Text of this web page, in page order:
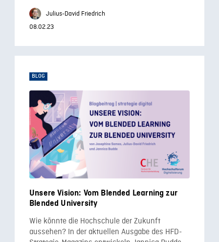
Julius-David Friedrich
08.02.23
BLOG
Unsere Vision: Vom Blended Learning zur
Blended University
Wie könnte die Hochschule der Zukunft
aussehen? In der aktuellen Ausgabe des HFD-